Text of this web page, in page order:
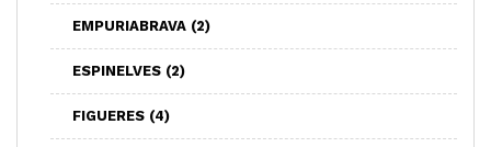
EMPURIABRAVA (2)
ESPINELVES (2)
FIGUERES (4)